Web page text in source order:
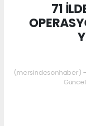
71
(mersindesonhaber) -